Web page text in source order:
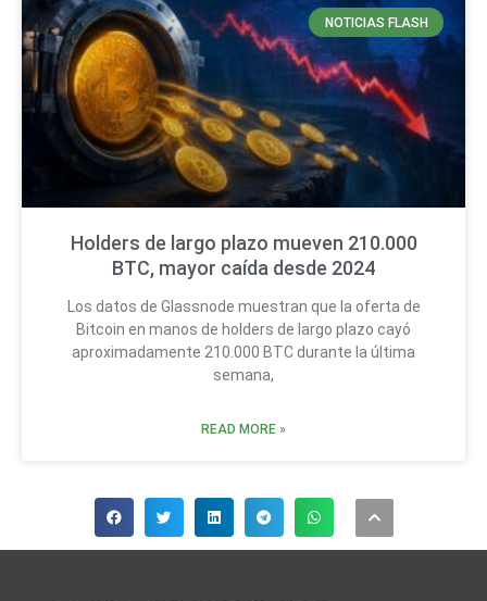
NOTICIAS FLASH
Holders de largo plazo mueven 210.000
BTC, mayor caída desde 2024
Los datos de Glassnode muestran que la oferta de
Bitcoin en manos de holders de largo plazo cayó
aproximadamente 210.000 BTC durante la última
semana,
READ MORE »